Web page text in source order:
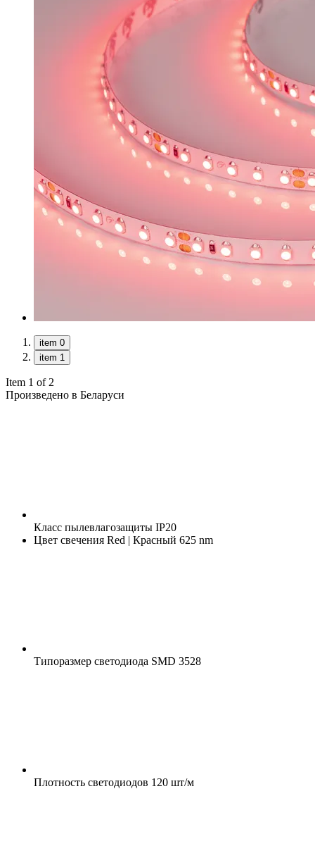
item 0
item 1
Item 1 of 2
Произведено в Беларуси
Класс пылевлагозащиты IP20
Цвет свечения Red | Красный 625 nm
Типоразмер светодиода SMD 3528
Плотность светодиодов 120 шт/м